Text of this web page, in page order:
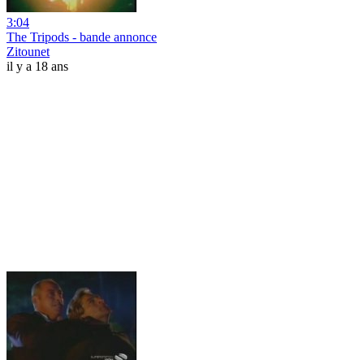
3:04
The Tripods - bande annonce
Zitounet
il y a 18 ans